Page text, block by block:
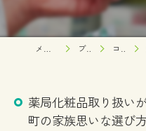
ブログ コラム
薬局化粧品取り扱い
町の家族思いな選び